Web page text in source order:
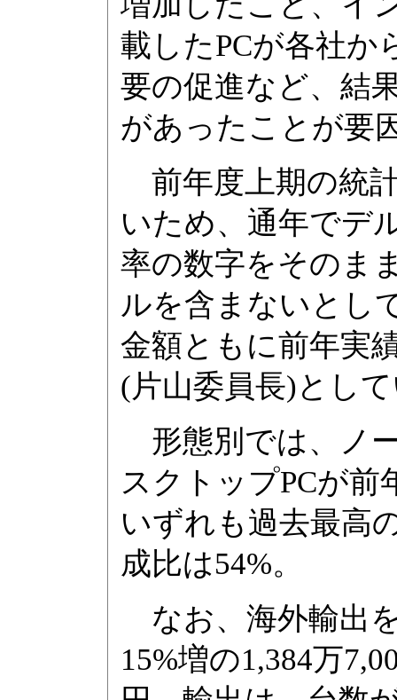
載したPCが各社か
要の促進など、結
があったことが要
前年度上期の統
いため、通年でデ
率の数字をそのま
ルを含まないとし
金額ともに前年実
(片山委員長)とし
形態別では、ノ
スクトップPCが前
いずれも過去最高
成比は54%。
なお、海外輸出
15%増の1,384万